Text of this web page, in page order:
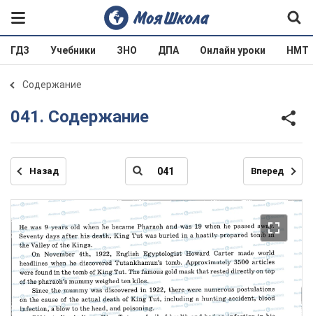
ГДЗ Учебники ЗНО ДПА Онлайн уроки НМТ
Содержание
041. Содержание
Назад Вперед